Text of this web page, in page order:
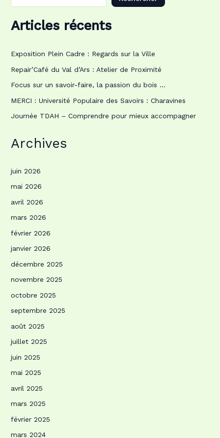
Articles récents
Exposition Plein Cadre : Regards sur la Ville
Repair’Café du Val d’Ars : Atelier de Proximité
Focus sur un savoir-faire, la passion du bois …
MERCI : Université Populaire des Savoirs : Charavines
Journée TDAH – Comprendre pour mieux accompagner
Archives
juin 2026
mai 2026
avril 2026
mars 2026
février 2026
janvier 2026
décembre 2025
novembre 2025
octobre 2025
septembre 2025
août 2025
juillet 2025
juin 2025
mai 2025
avril 2025
mars 2025
février 2025
mars 2024